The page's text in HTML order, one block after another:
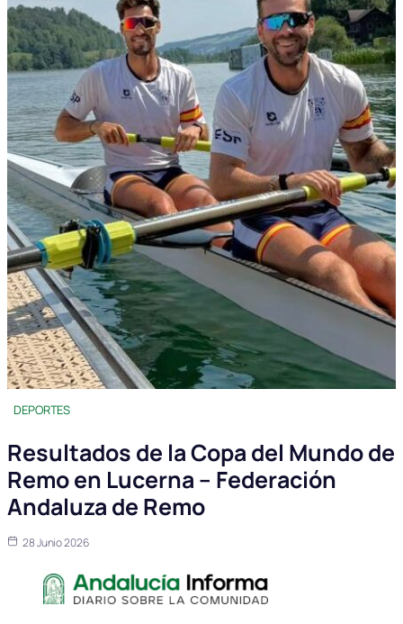
DEPORTES
Resultados de la Copa del Mundo de
Remo en Lucerna – Federación
Andaluza de Remo
28 Junio 2026